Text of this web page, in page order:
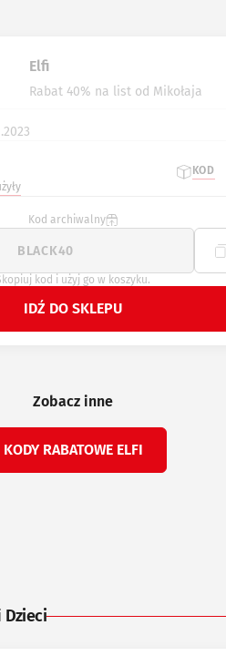
Elfi
Rabat 40% na list od Mikołaja
KOD
Kod archiwalny
kod i użyj go w koszyku.
IDŹ DO SKLEPU
Zobacz inne
KODY RABATOWE ELFI
Dzieci